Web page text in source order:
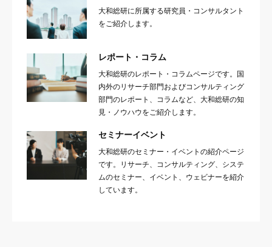
大和総研に所属する研究員・コンサルタント
をご紹介します。
レポート・コラム
大和総研のレポート・コラムページです。国
内外のリサーチ部門およびコンサルティング
部門のレポート、コラムなど、大和総研の知
見・ノウハウをご紹介します。
セミナーイベント
大和総研のセミナー・イベントの紹介ページ
です。リサーチ、コンサルティング、システ
ムのセミナー、イベント、ウェビナーを紹介
しています。